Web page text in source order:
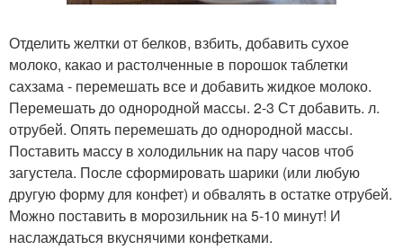
Отделить желтки от белков, взбить, добавить сухое
молоко, какао и растолченные в порошок таблетки
сахзама - перемешать все и добавить жидкое молоко.
Перемешать до однородной массы. 2-3 Ст добавить. л.
отрубей. Опять перемешать до однородной массы.
Поставить массу в холодильник на пару часов чтоб
загустела. После сформировать шарики (или любую
другую форму для конфет) и обвалять в остатке отрубей.
Можно поставить в морозильник на 5-10 минут! И
наслаждаться вкуснячими конфетками.